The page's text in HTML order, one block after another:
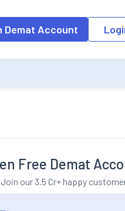
the input field, the
Demat Account
Free Demat
Join our 3.5 Cr+ happy